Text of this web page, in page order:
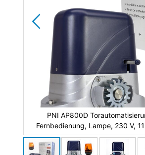
PNI AP800D
Fernbedienung, Lampe, 230 V,